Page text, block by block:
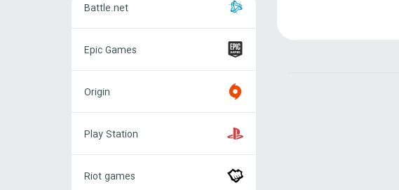
Battle.net
Games
Epic Games
Origin
Station
Play Station
games
Riot games